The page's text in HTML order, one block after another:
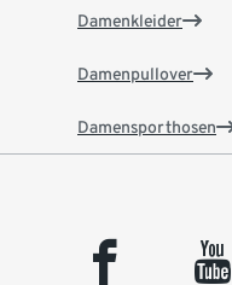
Damenkleider
Damenpullover
Damensporthosen
facebook youtube